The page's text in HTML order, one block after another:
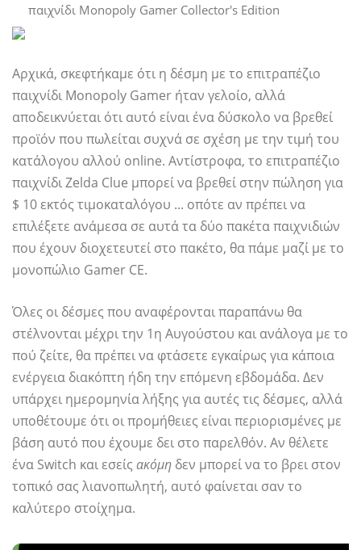
παιχνίδι Monopoly Gamer Collector's Edition
Αρχικά, σκεφτήκαμε ότι η δέσμη με το επιτραπέζιο
παιχνίδι Monopoly Gamer ήταν γελοίο, αλλά
αποδεικνύεται ότι αυτό είναι ένα δύσκολο να βρεθεί
προϊόν που πωλείται συχνά σε σχέση με την τιμή του
κατάλογου αλλού online. Αντίστροφα, το επιτραπέζιο
παιχνίδι Zelda Clue μπορεί να βρεθεί στην πώληση για
$ 10 εκτός τιμοκαταλόγου ... οπότε αν πρέπει να
επιλέξετε ανάμεσα σε αυτά τα δύο πακέτα παιχνιδιών
που έχουν διοχετευτεί στο πακέτο, θα πάμε μαζί με το
μονοπώλιο Gamer CE.
Όλες οι δέσμες που αναφέρονται παραπάνω θα
στέλνονται μέχρι την 1η Αυγούστου και ανάλογα με το
πού ζείτε, θα πρέπει να φτάσετε εγκαίρως για κάποια
ενέργεια διακόπτη ήδη την επόμενη εβδομάδα. Δεν
υπάρχει ημερομηνία λήξης για αυτές τις δέσμες, αλλά
υποθέτουμε ότι οι προμήθειες είναι περιορισμένες με
βάση αυτό που έχουμε δει στο παρελθόν. Αν θέλετε
ένα Switch και εσείς ακόμη δεν μπορεί να το βρει στον
τοπικό σας λιανοπωλητή, αυτό φαίνεται σαν το
καλύτερο στοίχημα.